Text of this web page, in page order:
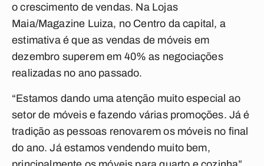
o crescimento de vendas. Na Lojas
Maia/Magazine Luiza, no Centro da capital, a
estimativa é que as vendas de móveis em
dezembro superem em 40% as negociações
realizadas no ano passado.
“Estamos dando uma atenção muito especial ao
setor de móveis e fazendo várias promoções. Já é
tradição as pessoas renovarem os móveis no final
do ano. Já estamos vendendo muito bem,